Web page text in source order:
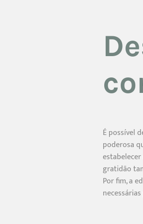
É possível
poderosa
gratidão
Por fim, a